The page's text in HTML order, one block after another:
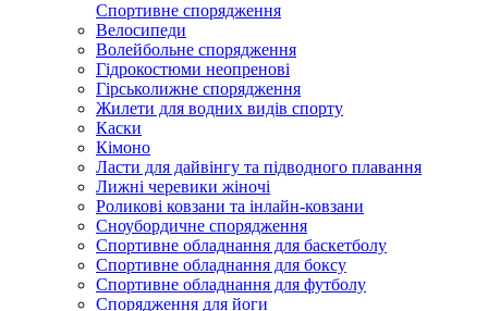
Спортивне спорядження
Велосипеди
Волейбольне спорядження
Гідрокостюми неопренові
Гірськолижне спорядження
Жилети для водних видів спорту
Каски
Кімоно
Ласти для дайвінгу та підводного плавання
Лижні черевики жіночі
Роликові ковзани та інлайн-ковзани
Сноубордичне спорядження
Спортивне обладнання для баскетболу
Спортивне обладнання для боксу
Спортивне обладнання для футболу
Спорядження для йоги